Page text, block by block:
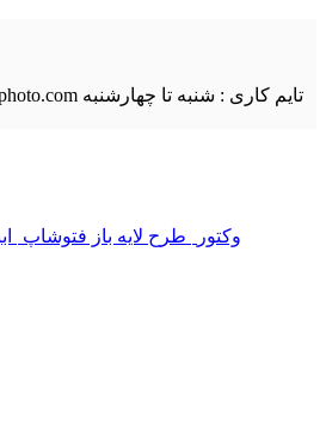
تایم کاری : شنبه تا چهارشنبه
وکتور طرح لایه باز فتوشاپ